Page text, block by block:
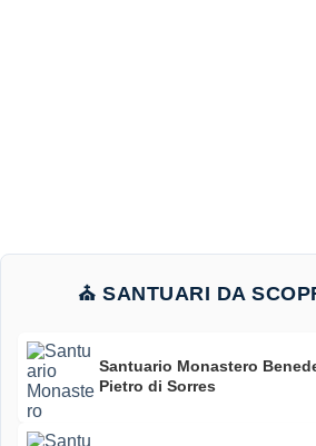
⛪ SANTUARI DA
Santuario Monastero
Pietro di Sorres